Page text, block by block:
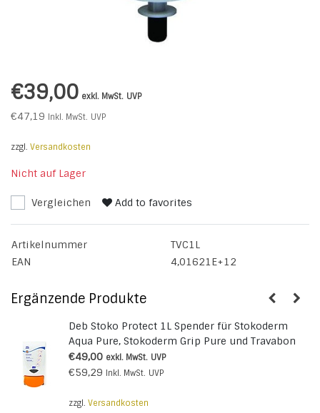
€39,00 exkl. MwSt. UVP
€47,19 Inkl. MwSt. UVP
zzgl. Versandkosten
Nicht auf Lager
Vergleichen Add to favorites
Artikelnummer
TVC1L
EAN
4,01621E+12
Ergänzende Produkte
Deb Stoko Protect 1L Spender für Stokoderm
Aqua Pure, Stokoderm Grip Pure und Travabon
Classic
€49,00 exkl. MwSt. UVP
€59,29 Inkl. MwSt. UVP
zzgl. Versandkosten